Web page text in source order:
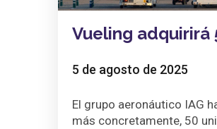
Vueling adquirirá
5 de agosto de 2025
El grupo aeronáutico IAG
más concretamente, 50